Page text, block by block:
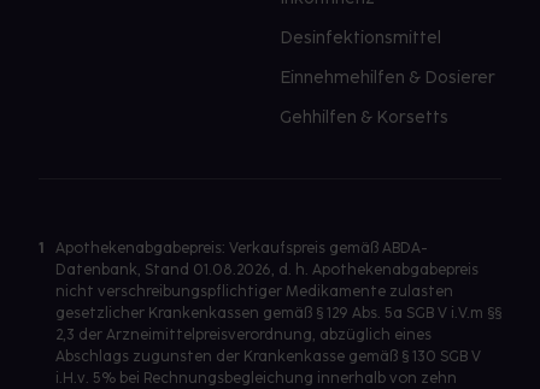
Desinfektionsmittel
Einnehmehilfen & Dosierer
Gehhilfen & Korsetts
1
Apothekenabgabepreis: Verkaufspreis gemäß ABDA-
Datenbank, Stand 01.08.2026, d. h. Apothekenabgabepreis
nicht verschreibungspflichtiger Medikamente zulasten
gesetzlicher Krankenkassen gemäß § 129 Abs. 5a SGB V i.V.m §§
2,3 der Arzneimittelpreisverordnung, abzüglich eines
Abschlags zugunsten der Krankenkasse gemäß § 130 SGB V
i.H.v. 5% bei Rechnungsbegleichung innerhalb von zehn